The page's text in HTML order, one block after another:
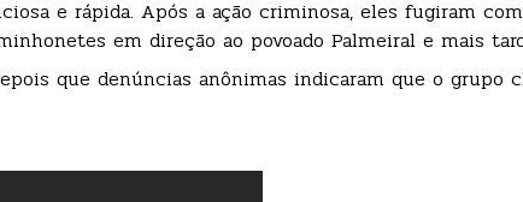
e rápida. Após a ação criminosa, eles fugiram com
em direção ao povoado Palmeiral e mais
que denúncias anônimas indicaram que o grupo